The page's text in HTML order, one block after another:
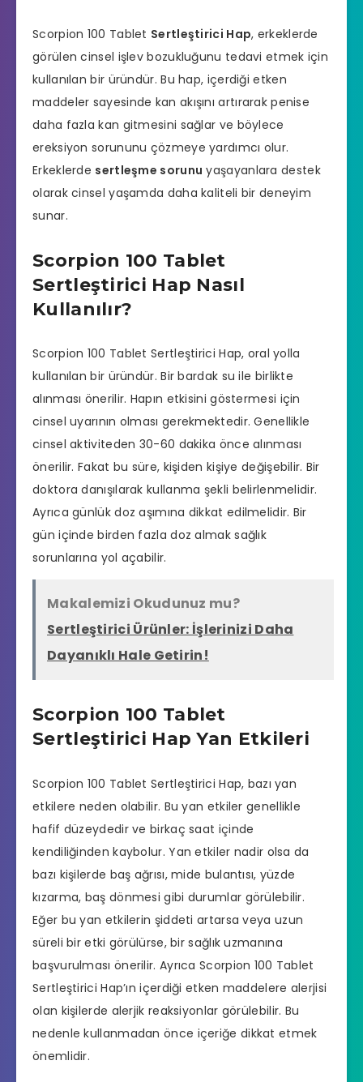
Scorpion 100 Tablet Sertleştirici Hap, erkeklerde
görülen cinsel işlev bozukluğunu tedavi etmek için
kullanılan bir üründür. Bu hap, içerdiği etken
maddeler sayesinde kan akışını artırarak penise
daha fazla kan gitmesini sağlar ve böylece
ereksiyon sorununu çözmeye yardımcı olur.
Erkeklerde sertleşme sorunu yaşayanlara destek
olarak cinsel yaşamda daha kaliteli bir deneyim
sunar.
Scorpion 100 Tablet
Sertleştirici Hap Nasıl
Kullanılır?
Scorpion 100 Tablet Sertleştirici Hap, oral yolla
kullanılan bir üründür. Bir bardak su ile birlikte
alınması önerilir. Hapın etkisini göstermesi için
cinsel uyarının olması gerekmektedir. Genellikle
cinsel aktiviteden 30-60 dakika önce alınması
önerilir. Fakat bu süre, kişiden kişiye değişebilir. Bir
doktora danışılarak kullanma şekli belirlenmelidir.
Ayrıca günlük doz aşımına dikkat edilmelidir. Bir
gün içinde birden fazla doz almak sağlık
sorunlarına yol açabilir.
Makalemizi Okudunuz mu?
Sertleştirici Ürünler: İşlerinizi Daha
Dayanıklı Hale Getirin!
Scorpion 100 Tablet
Sertleştirici Hap Yan Etkileri
Scorpion 100 Tablet Sertleştirici Hap, bazı yan
etkilere neden olabilir. Bu yan etkiler genellikle
hafif düzeydedir ve birkaç saat içinde
kendiliğinden kaybolur. Yan etkiler nadir olsa da
bazı kişilerde baş ağrısı, mide bulantısı, yüzde
kızarma, baş dönmesi gibi durumlar görülebilir.
Eğer bu yan etkilerin şiddeti artarsa veya uzun
süreli bir etki görülürse, bir sağlık uzmanına
başvurulması önerilir. Ayrıca Scorpion 100 Tablet
Sertleştirici Hap’ın içerdiği etken maddelere alerjisi
olan kişilerde alerjik reaksiyonlar görülebilir. Bu
nedenle kullanmadan önce içeriğe dikkat etmek
önemlidir.